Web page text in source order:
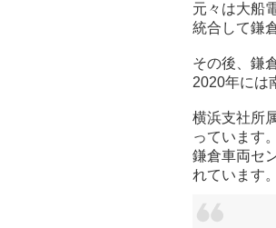
元々は大船
統合して鎌
その後、鎌
2020年には
横浜支社所
っています。
鎌倉車両セ
れています。